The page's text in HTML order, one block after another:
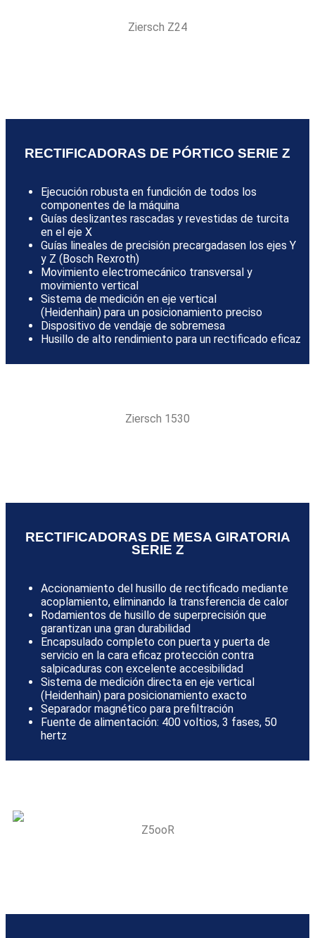
Ziersch Z24
RECTIFICADORAS DE PÓRTICO SERIE Z
Ejecución robusta en fundición de todos los
componentes de la máquina
Guías deslizantes rascadas y revestidas de turcita
en el eje X
Guías lineales de precisión precargadasen los ejes Y
y Z (Bosch Rexroth)
Movimiento electromecánico transversal y
movimiento vertical
Sistema de medición en eje vertical
(Heidenhain) para un posicionamiento preciso
Dispositivo de vendaje de sobremesa
Husillo de alto rendimiento para un rectificado eficaz
Ziersch 1530
RECTIFICADORAS DE MESA GIRATORIA
SERIE Z
Accionamiento del husillo de rectificado mediante
acoplamiento, eliminando la transferencia de calor
Rodamientos de husillo de superprecisión que
garantizan una gran durabilidad
Encapsulado completo con puerta y puerta de
servicio en la cara eficaz protección contra
salpicaduras con excelente accesibilidad
Sistema de medición directa en eje vertical
(Heidenhain) para posicionamiento exacto
Separador magnético para prefiltración
Fuente de alimentación: 400 voltios, 3 fases, 50
hertz
Z5ooR